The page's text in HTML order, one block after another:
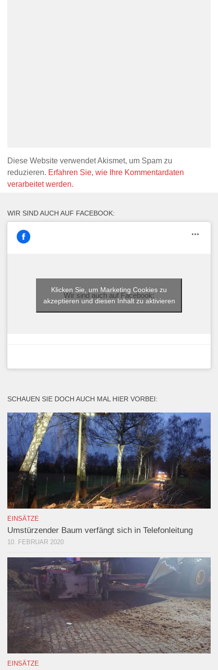
Diese Website verwendet Akismet, um Spam zu
reduzieren. Erfahren Sie, wie Ihre Kommentardaten
verarbeitet werden.
WIR SIND AUCH AUF FACEBOOK:
Wir sind auch auf Facebook:
Klicken Sie, um Marketing Cookies zu
akzeptieren und diesen Inhalt zu aktivieren
SCHAUEN SIE DOCH AUCH MAL HIER VORBEI:
EINSÄTZE
Umstürzender Baum verfängt sich in Telefonleitung
10. FEBRUAR 2020
EINSÄTZE